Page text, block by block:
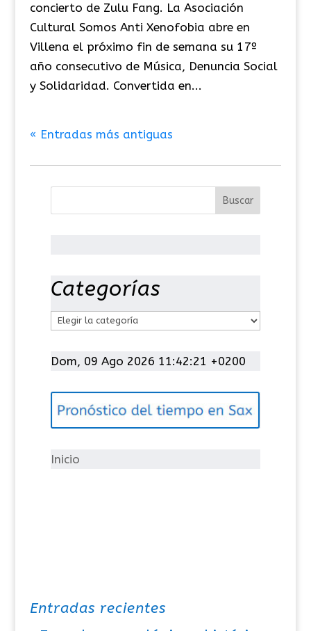
concierto de Zulu Fang. La Asociación
Cultural Somos Anti Xenofobia abre en
Villena el próximo fin de semana su 17º
año consecutivo de Música, Denuncia Social
y Solidaridad. Convertida en...
« Entradas más antiguas
Categorías
t
g
í
Dom, 09 Ago 2026 11:42:21 +0200
Inicio
Entradas recientes